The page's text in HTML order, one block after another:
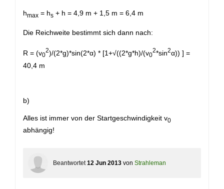
hmax = hs + h = 4,9 m + 1,5 m = 6,4 m
Die Reichweite bestimmt sich dann nach:
R = (v0
2)/(2*g)*sin(2*α) * [1+√((2*g*h)/(v0
2*sin2α)) ] =
40,4 m
b)
Alles ist immer von der Startgeschwindigkeit v0
abhängig!
Beantwortet 12 Jun 2013 von Strahleman